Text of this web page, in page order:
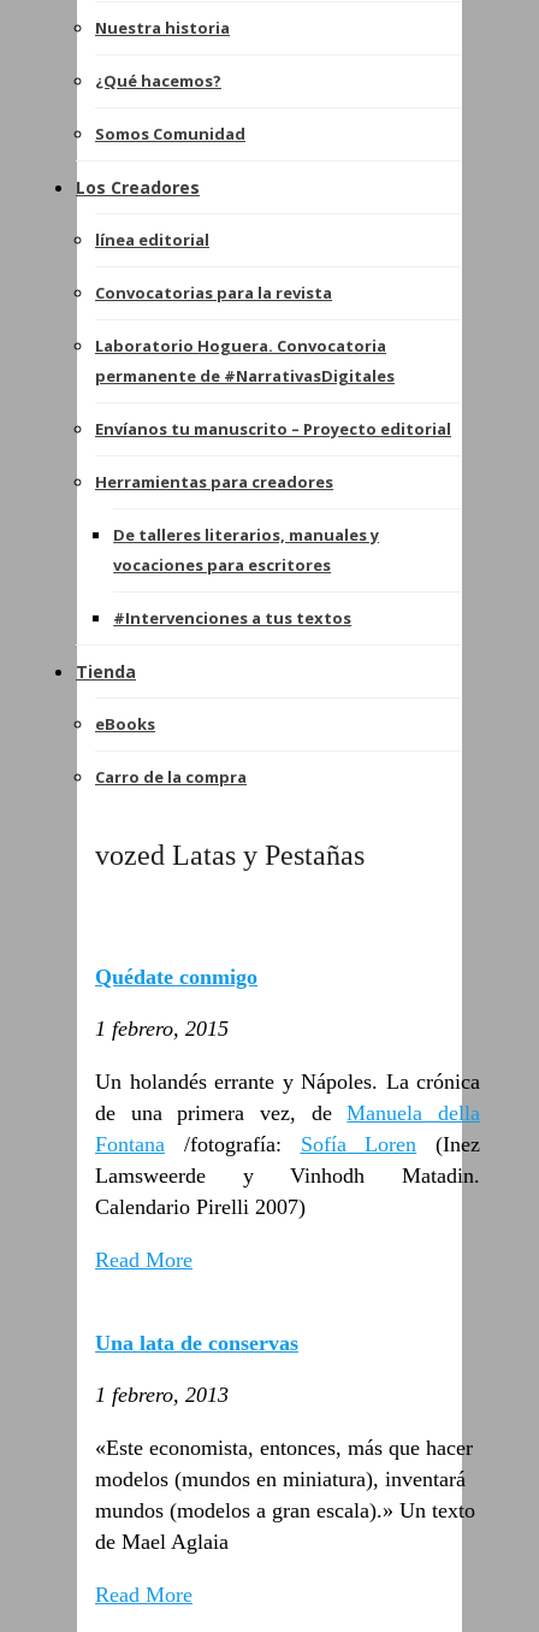
Nuestra historia
¿Qué hacemos?
Somos Comunidad
Los Creadores
línea editorial
Convocatorias para la revista
Laboratorio Hoguera. Convocatoria
permanente de #NarrativasDigitales
Envíanos tu manuscrito – Proyecto editorial
Herramientas para creadores
De talleres literarios, manuales y
vocaciones para escritores
#Intervenciones a tus textos
Tienda
eBooks
Carro de la compra
vozed Latas y Pestañas
Quédate conmigo
1 febrero, 2015
Un holandés errante y Nápoles. La crónica
de una primera vez, deManuela della
Fontana /fotografía: Sofía Loren (Inez
Lamsweerde y Vinhodh Matadin.
Calendario Pirelli 2007)
Read More
Una lata de conservas
1 febrero, 2013
«Este economista, entonces, más que hacer
modelos (mundos en miniatura), inventará
mundos (modelos a gran escala).» Un texto
de Mael Aglaia
Read More